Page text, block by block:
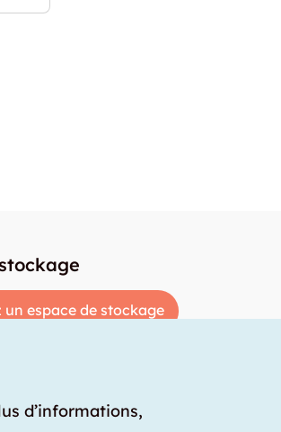
un espace de stockage
d’informations,